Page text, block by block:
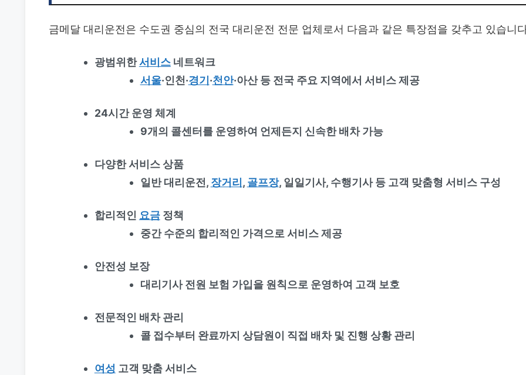
금메달 대리운전은 수도권 중심의 전국 대리운전 전문 업체로서 다음과 같은 특장점을 갖추고 있습니
광범위한서비스네트워크
서울·인천·경기 ·천안·아산 등 전국 주요 지역에서 서비스 제공
24시간 운영 체계
9개의 콜센터를 운영하여 언제든지 신속한 배차 가능
다양한 서비스 상품
일반 대리운전, 장거리 , 골프장, 일일기사, 수행기사 등 고객 맞춤형 서비스 구성
합리적인 요금정책
중간 수준의 합리적인 가격으로 서비스 제공
안전성 보장
대리기사 전원 보험 가입을 원칙으로 운영하여 고객 보호
전문적인 배차 관리
콜 접수부터 완료까지 상담원이 직접 배차 및 진행 상황 관리
여성 고객 맞춤 서비스